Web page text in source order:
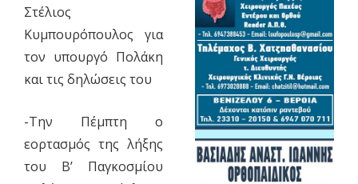
Στέλιος
Κυμπουρόπουλος για
τον υπουργό Πολάκη
και τις δηλώσεις του
-Την Πέμπτη ο
εορτασμός της λήξης
του Β’ Παγκοσμίου